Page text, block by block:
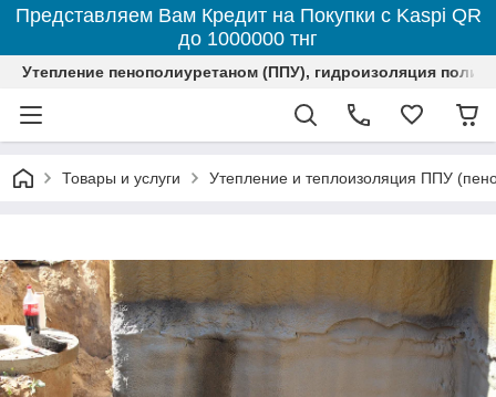
Представляем Вам Кредит на Покупки с Kaspi QR
до 1000000 тнг
Утепление пенополиуретаном (ППУ), гидроизоляция
Товары и услуги Утепление и теплоизоляция ППУ